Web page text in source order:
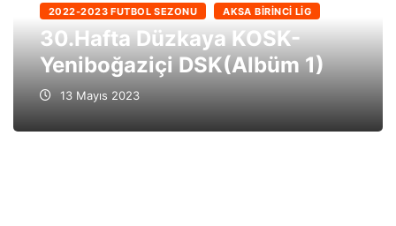
2022-2023 FUTBOL SEZONU AKSA BIRINCI LIG
30.Hafta Düzkaya KOSK-
Yeniboğaziçi DSK(Albüm 1)
13 Mayıs 2023